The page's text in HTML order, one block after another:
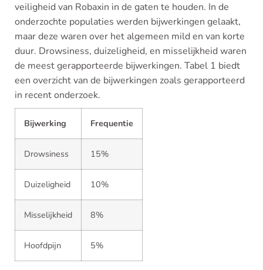
veiligheid van Robaxin in de gaten te houden. In de
onderzochte populaties werden bijwerkingen gelaakt,
maar deze waren over het algemeen mild en van korte
duur. Drowsiness, duizeligheid, en misselijkheid waren
de meest gerapporteerde bijwerkingen. Tabel 1 biedt
een overzicht van de bijwerkingen zoals gerapporteerd
in recent onderzoek.
Bijwerking Frequentie
Drowsiness 15%
Duizeligheid 10%
Misselijkheid 8%
Hoofdpijn 5%